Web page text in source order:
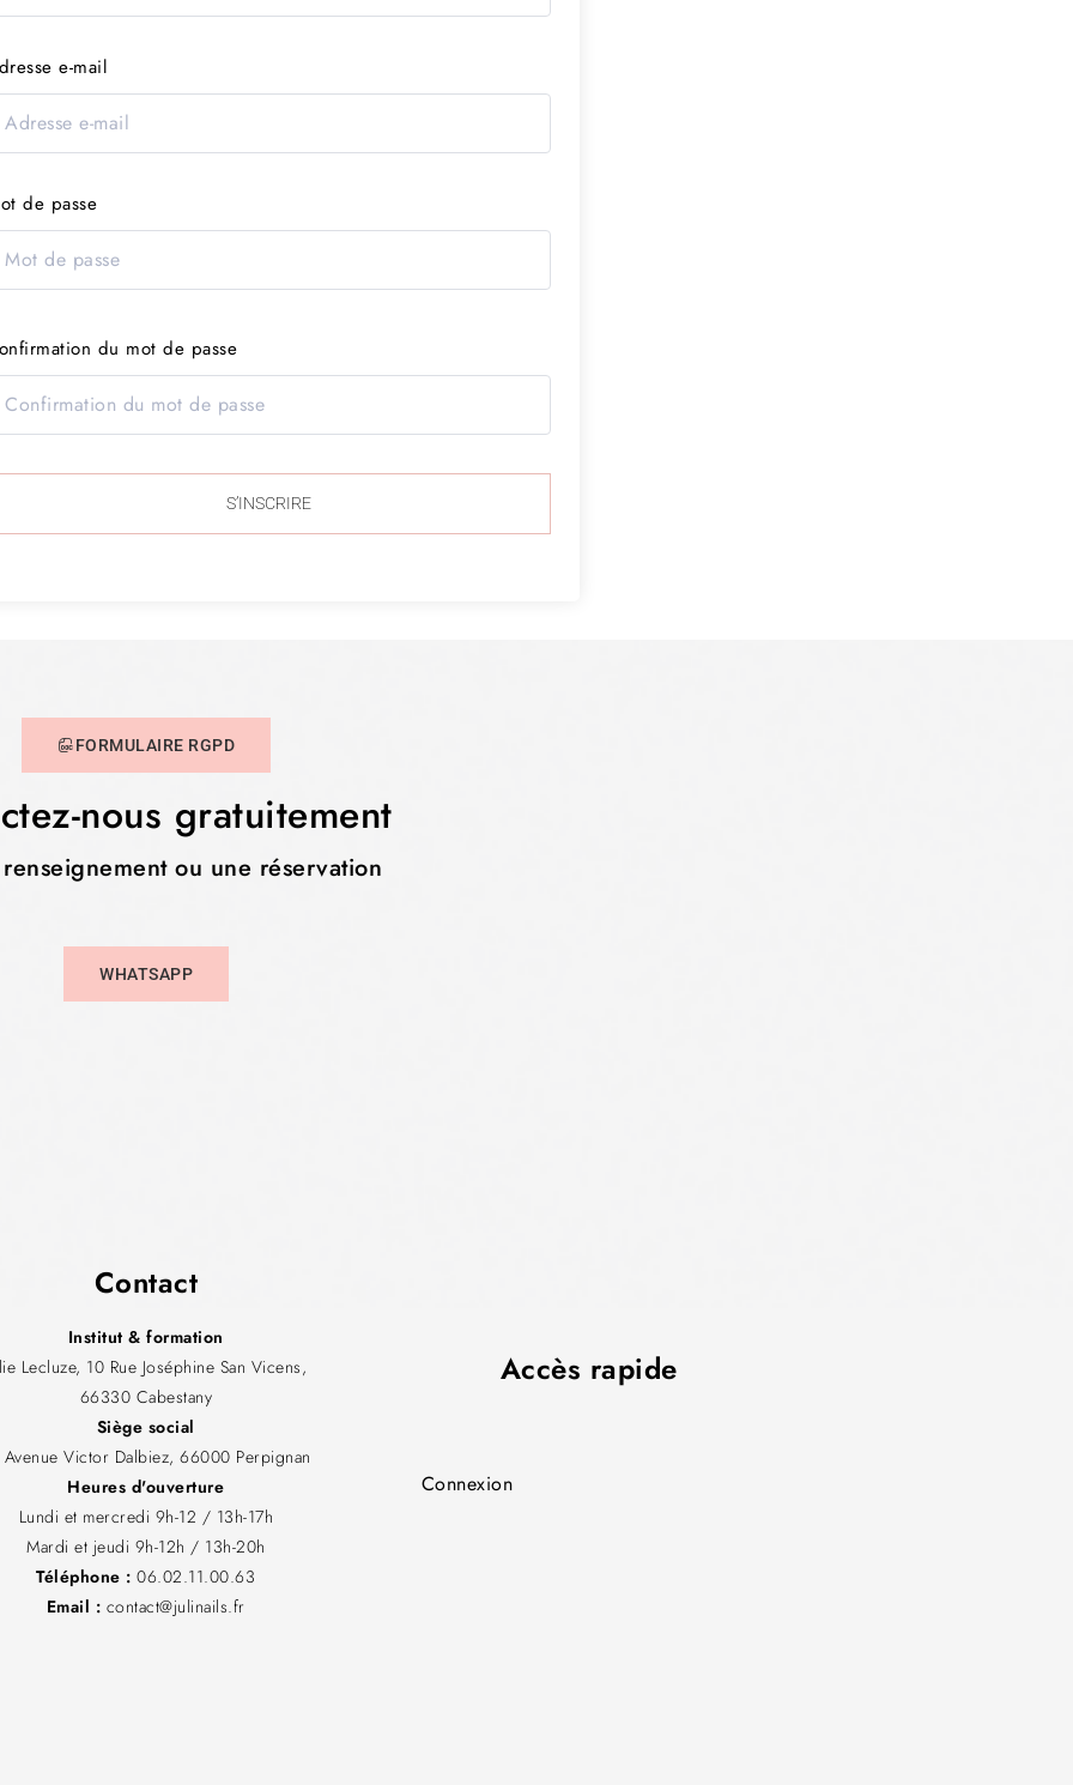
e-mail
de passe
du mot de passe
S’INSCRIRE
FORMULAIRE RGPD
nous gratuitement
ou une réservation
WHATSAPP
Contact
Institut & formation
Lecluze, 10 Rue Joséphine San Vicens,
66330 Cabestany
Siège social
Avenue Victor Dalbiez, 66000 Perpignan
Heures d'ouverture
Lundi et mercredi 9h-12 / 13h-17h
Mardi et jeudi 9h-12h / 13h-20h
Téléphone : 06.02.11.00.63
Email : contact@julinails.fr
Accès rapide
Connexion